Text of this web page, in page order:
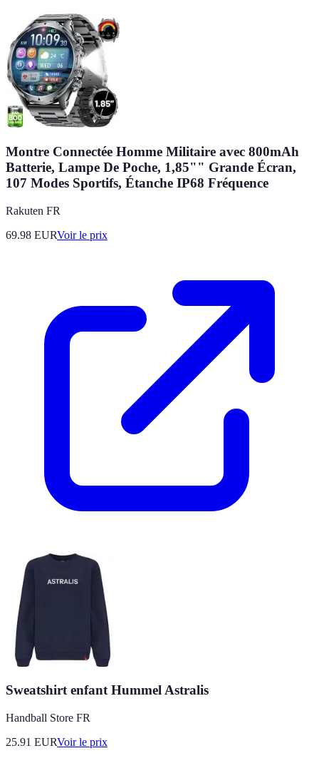
Montre Connectée Homme Militaire avec 800mAh
Batterie, Lampe De Poche, 1,85"" Grande Écran,
107 Modes Sportifs, Étanche IP68 Fréquence
Rakuten FR
69.98 EURVoir le prix
Sweatshirt enfant Hummel Astralis
Handball Store FR
25.91 EURVoir le prix